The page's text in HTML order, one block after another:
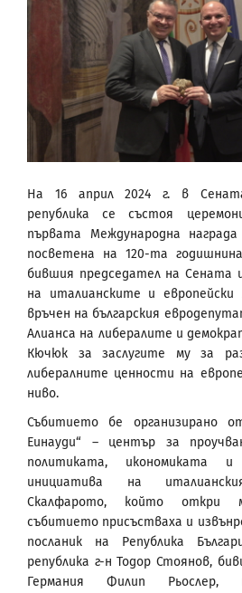
На 16 април 2024 г. в
република се състоя
първата Международна награда
посветена на 120-та
бившия председател на Сената
на италианските и европейски
връчен на българския
Алианса на либералите и
Кючюк за заслугите му за
либералните ценности на
ниво.
Събитието бе организирано
Еинауди“ – център за
политиката,
инициатива на
Скалфарото, който откри
събитието присъстваха и
посланик на Република
република г-н Тодор Стоянов,
Германия Филип Рьослер,